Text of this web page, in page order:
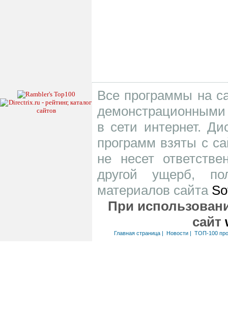
Все программы на
в сети интернет.
программ взяты с
не несет
другой ущерб,
материалов сайта
При
сайт
Главная страница| Новости| ТОП-100